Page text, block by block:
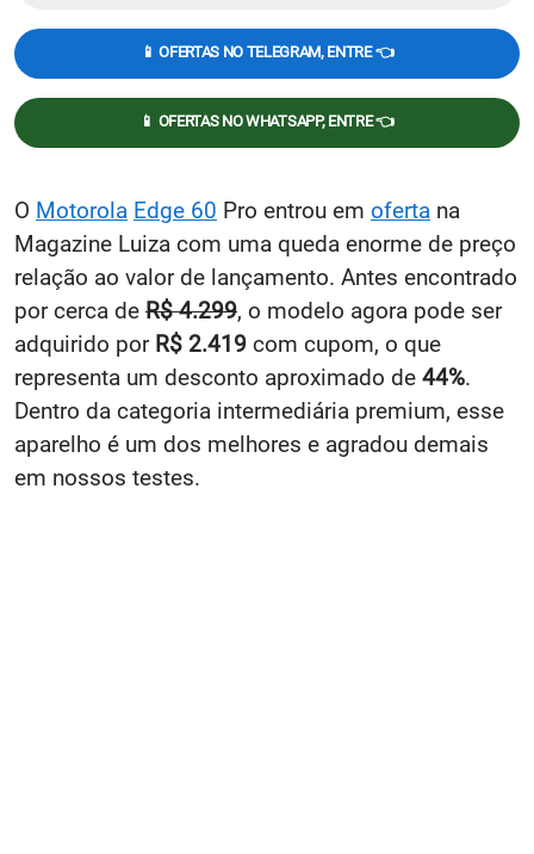
📱 OFERTAS NO TELEGRAM, ENTRE 👈
📱 OFERTAS NO WHATSAPP, ENTRE 👈
O Motorola Edge 60 Pro entrou em oferta na
Magazine Luiza com uma queda enorme de preço
relação ao valor de lançamento. Antes encontrado
por cerca de R$ 4.299, o modelo agora pode ser
adquirido por R$ 2.419 com cupom, o que
representa um desconto aproximado de 44%.
Dentro da categoria intermediária premium, esse
aparelho é um dos melhores e agradou demais
em nossos testes.